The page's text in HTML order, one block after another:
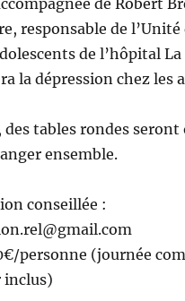
de Robert
responsable de
de l’hôpital
la dépression chez les
des tables rondes seront
ensemble.
conseillée :
personne (journée
inclus)